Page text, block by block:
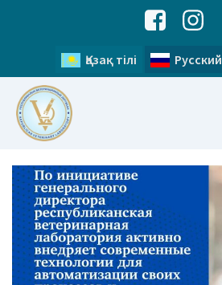
Қазақ тілі Русский